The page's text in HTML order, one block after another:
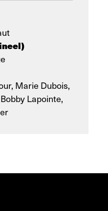
Marie Dubois,
Lapointe,